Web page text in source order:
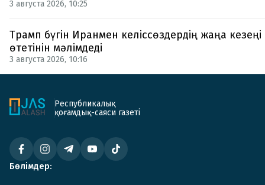
3 августа 2026, 10:25
Трамп бүгін Иранмен келіссөздердің жаңа кезеңі
өтетінін мәлімдеді
3 августа 2026, 10:16
Республикалық
қоғамдық-саяси газеті
Бөлімдер: